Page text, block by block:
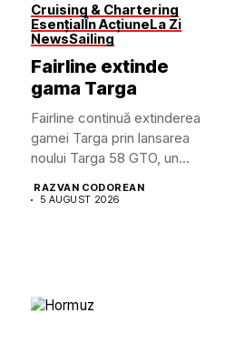
Cruising & Chartering
EsențialÎn AcțiuneLa Zi
NewsSailing
Fairline extinde
gama Targa
Fairline continuă extinderea
gamei Targa prin lansarea
noului Targa 58 GTO, un...
RAZVAN CODOREAN
5 AUGUST 2026